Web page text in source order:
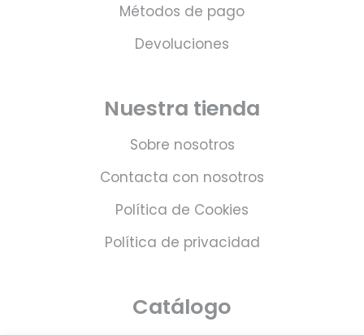
Métodos de pago
Devoluciones
Nuestra tienda
Sobre nosotros
Contacta con nosotros
Política de Cookies
Política de privacidad
Catálogo